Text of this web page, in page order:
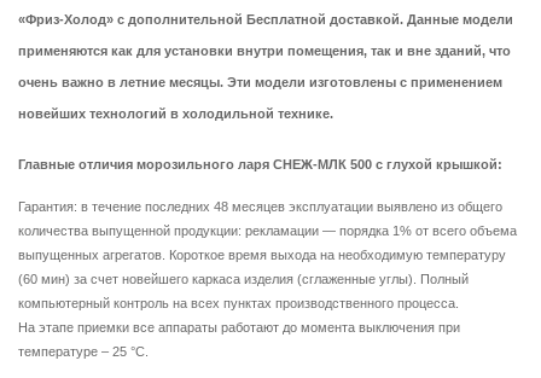
«Фриз-Холод» с дополнительной Бесплатной доставкой. Данные модели
применяются как для установки внутри помещения, так и вне зданий, что
очень важно в летние месяцы. Эти модели изготовлены с применением
новейших технологий в холодильной технике.
Главные отличия морозильного ларя СНЕЖ-МЛК 500 с глухой крышкой:
Гарантия: в течение последних 48 месяцев эксплуатации выявлено из общего
количества выпущенной продукции: рекламации ― порядка 1% от всего объема
выпущенных агрегатов. Короткое время выхода на необходимую температуру
(60 мин) за счет новейшего каркаса изделия (сглаженные углы). Полный
компьютерный контроль на всех пунктах производственного процесса.
На этапе приемки все аппараты работают до момента выключения при
температуре – 25 °С.